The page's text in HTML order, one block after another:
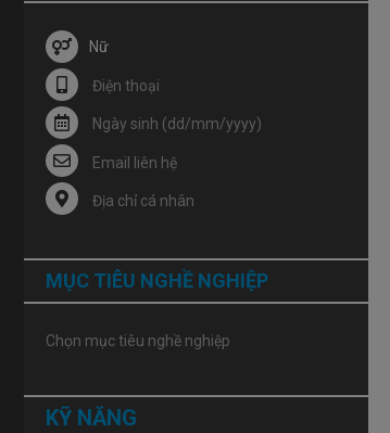
Nữ
MỤC TIÊU NGHỀ NGHIỆP
KỸ NĂNG